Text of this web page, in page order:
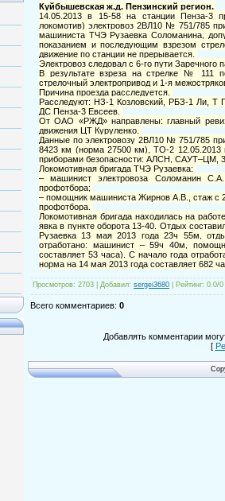
Куйбышевская ж.д. Пензинский регион.
14.05.2013 в 15-58 на станции Пенза-3
локомотив) электровоз 2ВЛ10 № 751/785
машиниста ТЧЭ Рузаевка Соломанина,
показанием и последующим взрезом
движение по станции не прерывается.
Электровоз следовал с 6-го пути Заречного
В результате взреза на стрелке № 111
стрелочный электропривод и 1-я
Причина проезда расследуется.
Расследуют: НЗ-1 Козловский, РБЗ-1 Ли, Т
ДС Пенза-3 Евсеев.
От ОАО «РЖД» направлены: главный
движения ЦТ Куруленко.
Данные по электровозу 2ВЛ10 № 751/785
8423 км (норма 27500 км), ТО-2 12.05.2013
приборами безопасности: АЛСН,
Локомотивная бригада ТЧЭ Рузаевка:
– машинист электровоза Соломанин
профотбора;
– помощник машиниста Жирнов А.В., стаж с
профотбора.
Локомотивная бригада находилась на
явка в пункте оборота 13-40. Отдых
Рузаевка 13 мая 2013 года 23ч 55м,
отработано: машинист – 59ч 40м,
составляет 53 часа). С начало года
норма на 14 мая 2013 года составляет 682
Просмотров: 2703 | Добавил: sergei3680 Рейтинг: 0.0/0
Всего комментариев: 0
Добавлять комментарии
[